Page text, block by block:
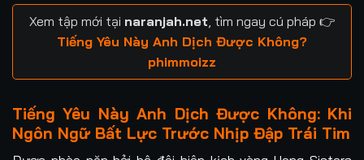
Xem tập mới tại naranjah.net , tìm ngay cú pháp 👉
Tiếng Yêu Này Anh Dịch Được Không?
phimmoizz
Tiếng Yêu Này Anh Dịch Được Không: Khi
Ngôn Ngữ Bất Lực Trước Nhịp Đập Trái Tim